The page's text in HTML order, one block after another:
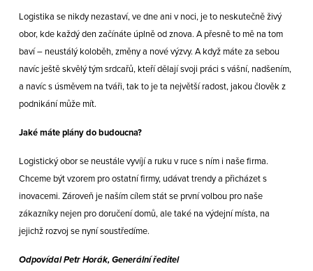
Logistika se nikdy nezastaví, ve dne ani v noci, je to neskutečně živý
obor, kde každý den začínáte úplně od znova. A přesně to mě na tom
baví – neustálý koloběh, změny a nové výzvy. A když máte za sebou
navíc ještě skvělý tým srdcařů, kteří dělají svoji práci s vášní, nadšením,
a navíc s úsměvem na tváři, tak to je ta největší radost, jakou člověk z
podnikání může mít.
Jaké máte plány do budoucna?
Logistický obor se neustále vyvíjí a ruku v ruce s ním i naše firma.
Chceme být vzorem pro ostatní firmy, udávat trendy a přicházet s
inovacemi. Zároveň je naším cílem stát se první volbou pro naše
zákazníky nejen pro doručení domů, ale také na výdejní místa, na
jejichž rozvoj se nyní soustředíme.
Odpovídal Petr Horák, Generální ředitel